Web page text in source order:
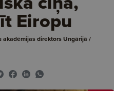
Eiropu
akadēmijas direktors Ungārijā /